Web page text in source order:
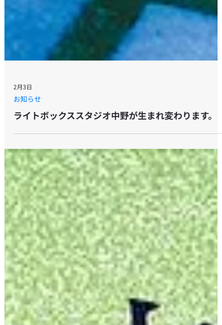
2月3日
お知らせ
ライトボックススタジオ中野が生まれ変わります。